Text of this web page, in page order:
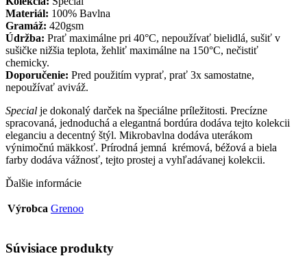
Materiál: 100% Bavlna
Gramáž: 420gsm
Údržba: Prať maximálne pri 40°C, nepoužívať bielidlá, sušiť v
sušičke nižšia teplota, žehliť maximálne na 150°C, nečistiť
chemicky.
Doporučenie: Pred použitím vyprať, prať 3x samostatne,
nepoužívať aviváž.
Special je dokonalý darček na špeciálne príležitosti. Precízne
spracovaná, jednoduchá a elegantná bordúra dodáva tejto kolekcii
eleganciu a decentný štýl. Mikrobavlna dodáva uterákom
výnimočnú mäkkosť. Prírodná jemná krémová, béžová a biela
farby dodáva vážnosť, tejto prostej a vyhľadávanej kolekcii.
Ďalšie informácie
Výrobca Grenoo
Súvisiace produkty